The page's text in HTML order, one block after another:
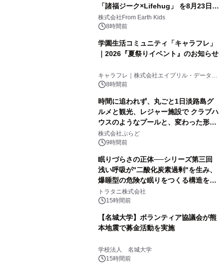
「諸福ジーク×Lifehug」 を8月23日
(日)開催
株式会社From Earth Kids
8時間前
学園生活コミュニティ「キャラフレ」
｜2026『夏祭りイベント』のお知らせ
キャラフレ｜株式会社エイプリル・データ・
デザインズ
8時間前
時間に追われず、丸ごと1日淡路島グ
ルメと観光、レジャー施設で クラブハ
ウスのようなプールと、変わった形の
サウナも 「THE BOXY AWAJI」のお
得な素泊まり連泊プランで
株式会社ぷらど
9時間前
眠りづらさの正体──シリーズ第三回
浅い呼吸が"二酸化炭素過剰"を生み、
爆睡型の危険な眠りをつくる構造を解
説
トラタニ株式会社
15時間前
【名城大学】ボランティア協議会が熊
本地震で募金活動を実施
学校法人 名城大学
15時間前